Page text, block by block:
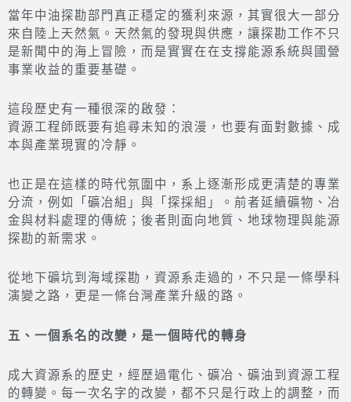
當年中油探勘部門真正穩定的獲利來源，其實很大一部分
來自陸上天然氣。天然氣的發現與供應，讓探勘工作不只
是新聞中的海上冒險，而是實實在在支撐能源系統與國營
事業收益的重要基礎。
這段歷史有一種很深的啟發：
資源工程師既要有追尋未知的浪漫，也要有面對數據、成
本與產業現實的冷靜。
也正是在這樣的時代氛圍中，系上逐漸形成更清楚的專業
分流，例如「礦冶組」與「探採組」。前者延續礦物、冶
金與材料處理的傳統；後者則面向地質、地球物理與能源
探勘的新需求。
從地下礦坑到海域探勘，資源系走過的，不只是一條學科
演變之路，更是一條台灣產業升級的路。
五、一個系名的改變，是一個時代的轉身
成大資源系的歷史，經歷過電化、礦冶、礦油到資源工程
的轉變。每一次名字的改變，都不只是行政上的調整，而